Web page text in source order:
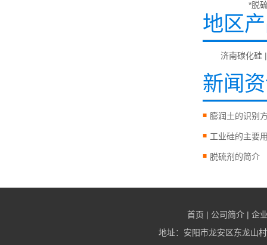
*脱
地区
济南碳化硅
新闻
膨润土的识别
工业硅的主要
脱硫剂的简介
首页 | 公司简介 | 企
地址：安阳市龙安区东龙山